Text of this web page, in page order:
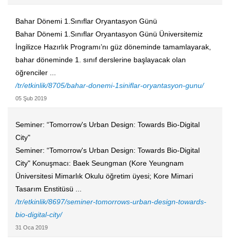
Bahar Dönemi 1.Sınıflar Oryantasyon Günü
Bahar Dönemi 1.Sınıflar Oryantasyon Günü Üniversitemiz
İngilizce Hazırlık Programı’nı güz döneminde tamamlayarak,
bahar döneminde 1. sınıf derslerine başlayacak olan
öğrenciler ...
/tr/etkinlik/8705/bahar-donemi-1siniflar-oryantasyon-gunu/
05 Şub 2019
​Seminer: “Tomorrow's Urban Design: Towards Bio-Digital
City"
​Seminer: “Tomorrow's Urban Design: Towards Bio-Digital
City" Konuşmacı: Baek Seungman (Kore Yeungnam
Üniversitesi Mimarlık Okulu öğretim üyesi; Kore Mimari
Tasarım Enstitüsü ...
/tr/etkinlik/8697/seminer-tomorrows-urban-design-towards-
bio-digital-city/
31 Oca 2019